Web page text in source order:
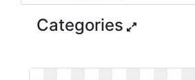
Categories